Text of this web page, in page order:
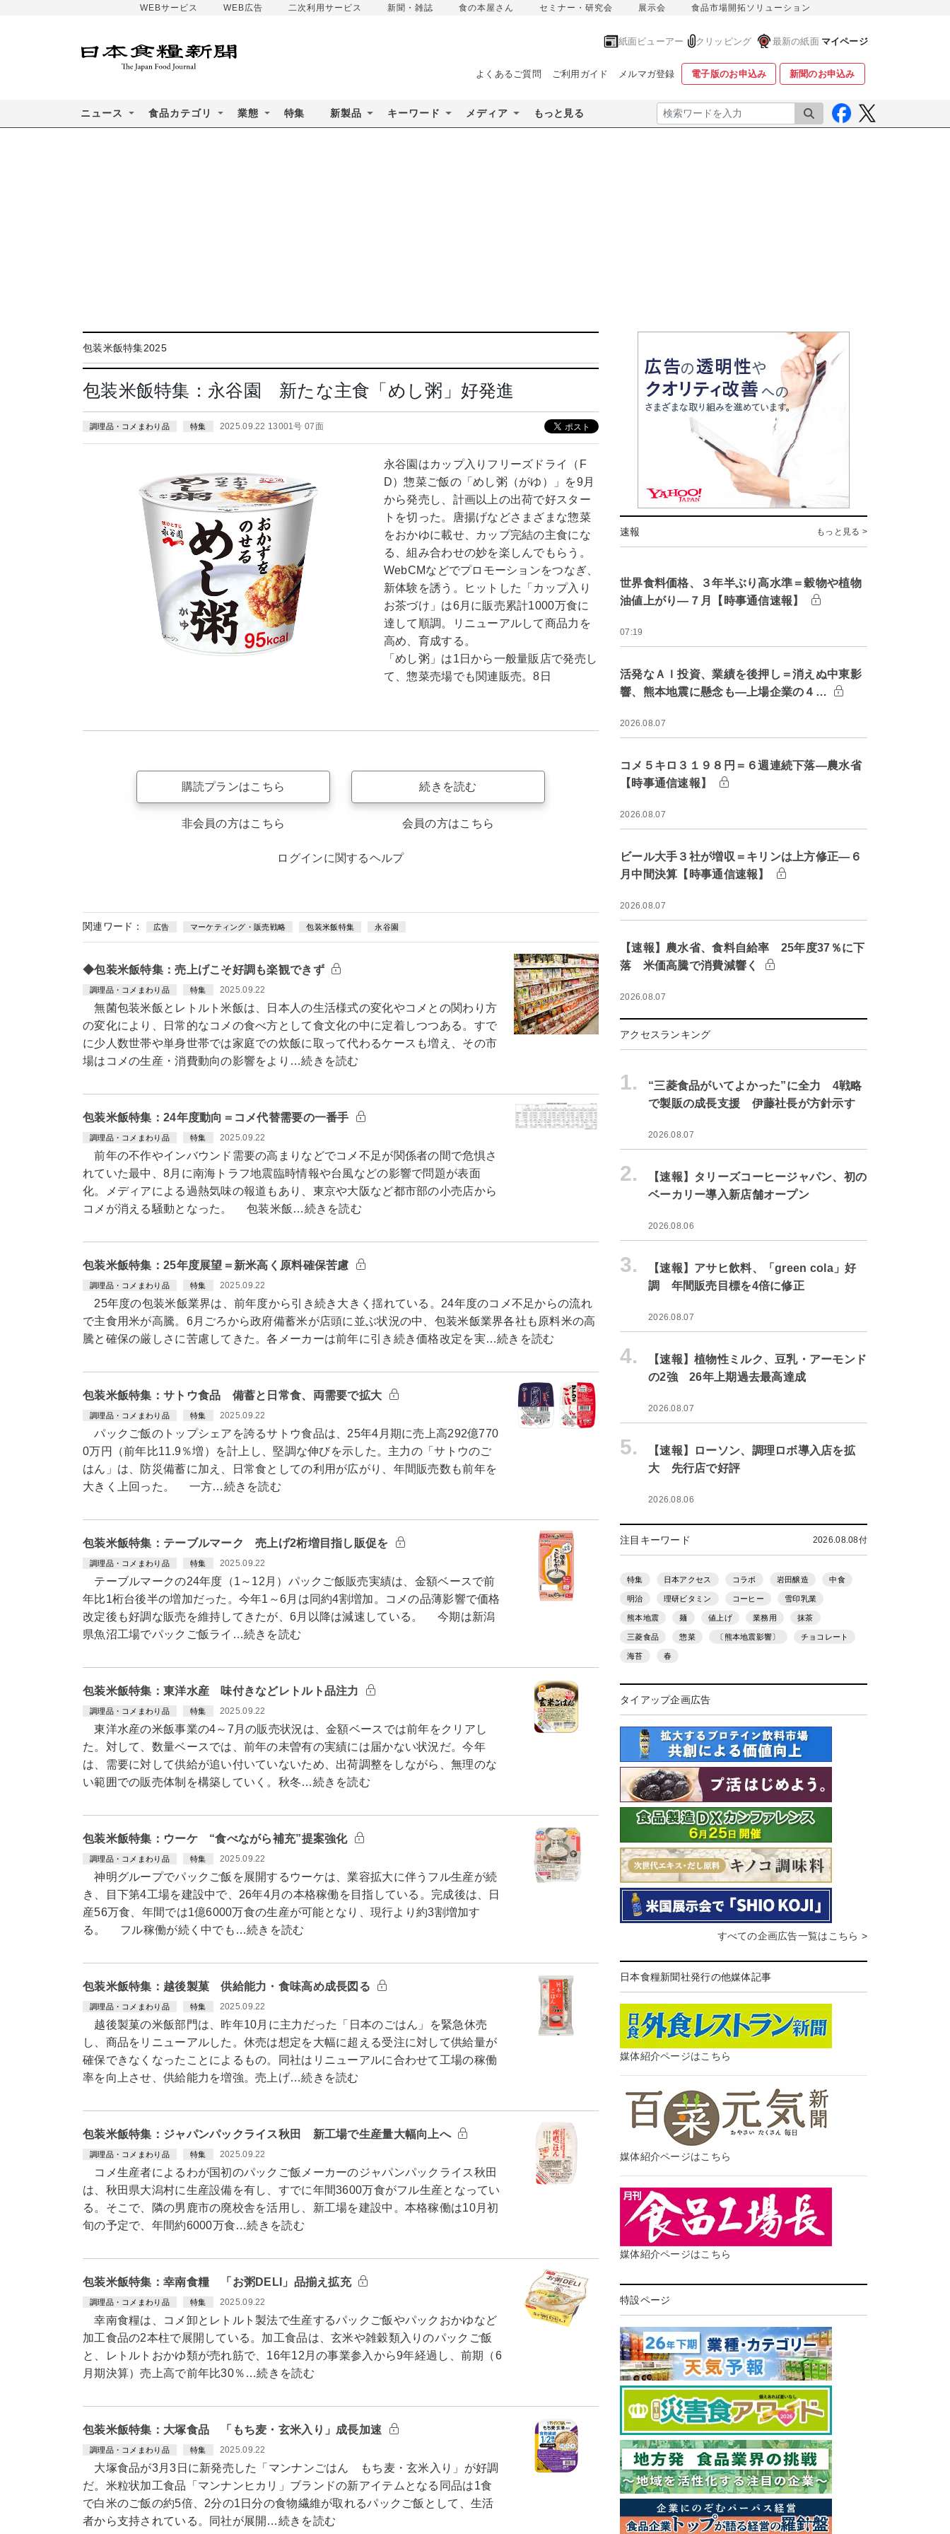
WEBサービス WEB広告 二次利用サービス 新聞・雑誌 食の本屋さん セミナー・研究会 展示会 食品市場開拓ソリューション
紙面ビューアー クリッピング 最新の紙面 マイページ
よくあるご質問 ご利用ガイド メルマガ登録 電子版のお申込み 新聞のお申込み
ニュース 食品カテゴリ 業態 特集 新製品 キーワード メディア もっと見る 検索
包装米飯特集2025
包装米飯特集：永谷園 新たな主食「めし粥」好発進
調理品・コメまわり品 特集 2025.09.22 13001号 07面
永谷園はカップ入りフリーズドライ（F
D）惣菜ご飯の「めし粥（がゆ）」を9月
から発売し、計画以上の出荷で好スター
トを切った。唐揚げなどさまざまな惣菜
をおかゆに載せ、カップ完結の主食にな
る、組み合わせの妙を楽しんでもらう。
WebCMなどでプロモーションをつなぎ、
新体験を誘う。ヒットした「カップ入り
お茶づけ」は6月に販売累計1000万食に
達して順調。リニューアルして商品力を
高め、育成する。
「めし粥」は1日から一般量販店で発売し
て、惣菜売場でも関連販売。8日
購読プランはこちら
非会員の方はこちら
続きを読む
会員の方はこちら
ログインに関するヘルプ
関連ワード： 広告 マーケティング・販売戦略 包装米飯特集 永谷園
◆包装米飯特集：売上げこそ好調も楽観できず
調理品・コメまわり品 特集 2025.09.22
無菌包装米飯とレトルト米飯は、日本人の生活様式の変化やコメとの関わり方
の変化により、日常的なコメの食べ方として食文化の中に定着しつつある。すで
に少人数世帯や単身世帯では家庭での炊飯に取って代わるケースも増え、その市
場はコメの生産・消費動向の影響をより…続きを読む
包装米飯特集：24年度動向＝コメ代替需要の一番手
調理品・コメまわり品 特集 2025.09.22
前年の不作やインバウンド需要の高まりなどでコメ不足が関係者の間で危惧さ
れていた最中、8月に南海トラフ地震臨時情報や台風などの影響で問題が表面
化。メディアによる過熱気味の報道もあり、東京や大阪など都市部の小売店から
コメが消える騒動となった。 包装米飯…続きを読む
包装米飯特集：25年度展望＝新米高く原料確保苦慮
調理品・コメまわり品 特集 2025.09.22
25年度の包装米飯業界は、前年度から引き続き大きく揺れている。24年度のコメ不足からの流れ
で主食用米が高騰。6月ごろから政府備蓄米が店頭に並ぶ状況の中、包装米飯業界各社も原料米の高
騰と確保の厳しさに苦慮してきた。各メーカーは前年に引き続き価格改定を実…続きを読む
包装米飯特集：サトウ食品 備蓄と日常食、両需要で拡大
調理品・コメまわり品 特集 2025.09.22
パックご飯のトップシェアを誇るサトウ食品は、25年4月期に売上高292億770
0万円（前年比11.9％増）を計上し、堅調な伸びを示した。主力の「サトウのご
はん」は、防災備蓄に加え、日常食としての利用が広がり、年間販売数も前年を
大きく上回った。 一方…続きを読む
包装米飯特集：テーブルマーク 売上げ2桁増目指し販促を
調理品・コメまわり品 特集 2025.09.22
テーブルマークの24年度（1～12月）パックご飯販売実績は、金額ベースで前
年比1桁台後半の増加だった。今年1～6月は同約4割増加。コメの品薄影響で価格
改定後も好調な販売を維持してきたが、6月以降は減速している。 今期は新潟
県魚沼工場でパックご飯ライ…続きを読む
包装米飯特集：東洋水産 味付きなどレトルト品注力
調理品・コメまわり品 特集 2025.09.22
東洋水産の米飯事業の4～7月の販売状況は、金額ベースでは前年をクリアし
た。対して、数量ベースでは、前年の未曽有の実績には届かない状況だ。今年
は、需要に対して供給が追い付いていないため、出荷調整をしながら、無理のな
い範囲での販売体制を構築していく。秋冬…続きを読む
包装米飯特集：ウーケ “食べながら補充”提案強化
調理品・コメまわり品 特集 2025.09.22
神明グループでパックご飯を展開するウーケは、業容拡大に伴うフル生産が続
き、目下第4工場を建設中で、26年4月の本格稼働を目指している。完成後は、日
産56万食、年間では1億6000万食の生産が可能となり、現行より約3割増加す
る。 フル稼働が続く中でも…続きを読む
包装米飯特集：越後製菓 供給能力・食味高め成長図る
調理品・コメまわり品 特集 2025.09.22
越後製菓の米飯部門は、昨年10月に主力だった「日本のごはん」を緊急休売
し、商品をリニューアルした。休売は想定を大幅に超える受注に対して供給量が
確保できなくなったことによるもの。同社はリニューアルに合わせて工場の稼働
率を向上させ、供給能力を増強。売上げ…続きを読む
包装米飯特集：ジャパンパックライス秋田 新工場で生産量大幅向上へ
調理品・コメまわり品 特集 2025.09.22
コメ生産者によるわが国初のパックご飯メーカーのジャパンパックライス秋田
は、秋田県大潟村に生産設備を有し、すでに年間3600万食がフル生産となってい
る。そこで、隣の男鹿市の廃校舎を活用し、新工場を建設中。本格稼働は10月初
旬の予定で、年間約6000万食…続きを読む
包装米飯特集：幸南食糧 「お粥DELI」品揃え拡充
調理品・コメまわり品 特集 2025.09.22
幸南食糧は、コメ卸とレトルト製法で生産するパックご飯やパックおかゆなど
加工食品の2本柱で展開している。加工食品は、玄米や雑穀類入りのパックご飯
と、レトルトおかゆ類が売れ筋で、16年12月の事業参入から9年経過し、前期（6
月期決算）売上高で前年比30％…続きを読む
包装米飯特集：大塚食品 「もち麦・玄米入り」成長加速
調理品・コメまわり品 特集 2025.09.22
大塚食品が3月3日に新発売した「マンナンごはん もち麦・玄米入り」が好調
だ。米粒状加工食品「マンナンヒカリ」ブランドの新アイテムとなる同品は1食
で白米のご飯の約5倍、2分の1日分の食物繊維が取れるパックご飯として、生活
者から支持されている。同社が展開…続きを読む
速報 もっと見る >
世界食料価格、３年半ぶり高水準＝穀物や植物
油値上がり―７月【時事通信速報】
07:19
活発なＡＩ投資、業績を後押し＝消えぬ中東影
響、熊本地震に懸念も―上場企業の４…
2026.08.07
コメ５キロ３１９８円＝６週連続下落―農水省
【時事通信速報】
2026.08.07
ビール大手３社が増収＝キリンは上方修正―６
月中間決算【時事通信速報】
2026.08.07
【速報】農水省、食料自給率 25年度37％に下
落 米価高騰で消費減響く
2026.08.07
アクセスランキング
1.
“三菱食品がいてよかった”に全力 4戦略
で製販の成長支援 伊藤社長が方針示す
2026.08.07
2.
【速報】タリーズコーヒージャパン、初の
ベーカリー導入新店舗オープン
2026.08.06
3.
【速報】アサヒ飲料、「green cola」好
調 年間販売目標を4倍に修正
2026.08.07
4.
【速報】植物性ミルク、豆乳・アーモンド
の2強 26年上期過去最高達成
2026.08.07
5.
【速報】ローソン、調理ロボ導入店を拡
大 先行店で好評
2026.08.06
注目キーワード 2026.08.08付
特集 日本アクセス コラボ 岩田醸造 中食
明治 理研ビタミン コーヒー 雪印乳業
熊本地震 麺 値上げ 業務用 抹茶
三菱食品 惣菜 〔熊本地震影響〕 チョコレート
海苔 春
タイアップ企画広告
すべての企画広告一覧はこちら >
日本食糧新聞社発行の他媒体記事
媒体紹介ページはこちら
媒体紹介ページはこちら
媒体紹介ページはこちら
特設ページ